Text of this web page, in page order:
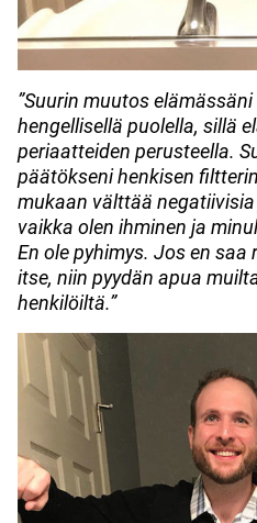
”Suurin muutos
hengellisellä puolella, sillä
periaatteiden perusteella.
päätökseni henkisen
mukaan välttää
vaikka olen ihminen ja
En ole pyhimys. Jos en
itse, niin pyydän apua
henkilöiltä.”